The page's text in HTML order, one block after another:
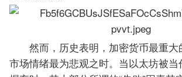
然而，历史表明，加密货币最重
市场情绪最为悲观之时。当以太坊被